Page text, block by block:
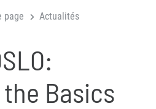
page Actualités
Basics